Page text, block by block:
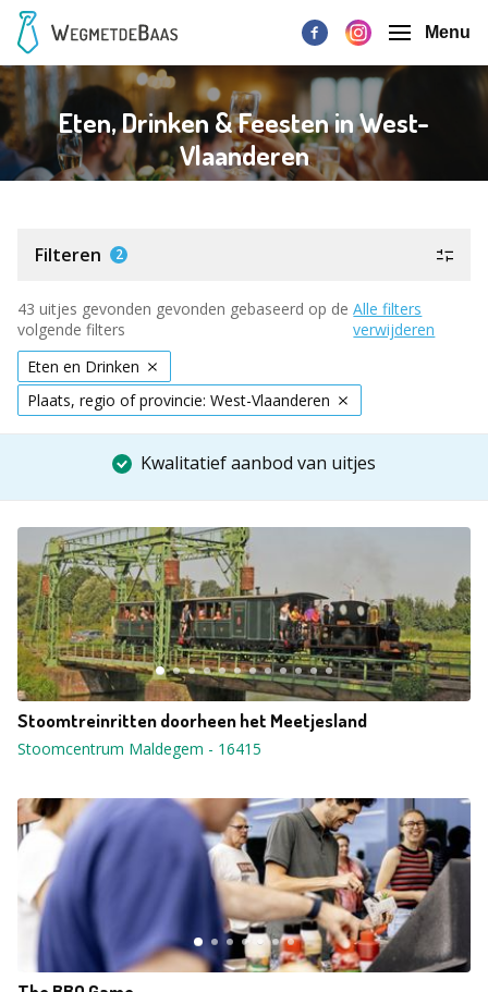
Menu
Eten, Drinken & Feesten in West-
Vlaanderen
Filteren 2
43 uitjes gevonden gevonden gebaseerd op de
volgende filters
Alle filters
verwijderen
Eten en Drinken
Plaats, regio of provincie: West-Vlaanderen
Kwalitatief aanbod van uitjes
Stoomtreinritten doorheen het Meetjesland
Stoomcentrum Maldegem - 16415